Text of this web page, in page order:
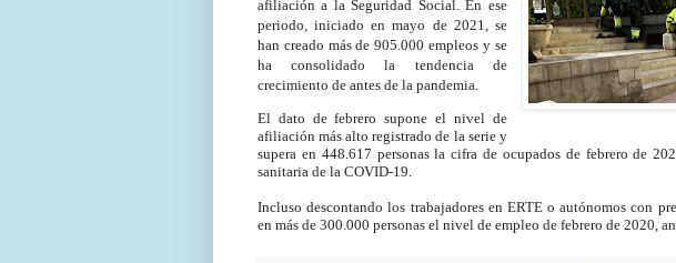
afiliación a la Seguridad Social. En ese
periodo, iniciado en mayo de 2021, se
han creado más de 905.000 empleos y se
ha consolidado la tendencia de
crecimiento de antes de la pandemia.
El dato de febrero supone el nivel de
afiliación más alto registrado de la serie y
supera en 448.617 personas la cifra de ocupados de febrero de
sanitaria de la COVID-19.
Incluso descontando los trabajadores en ERTE o autónomos con
en más de 300.000 personas el nivel de empleo de febrero de 2020,